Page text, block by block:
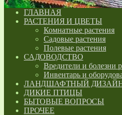
ГЛАВНАЯ
РАСТЕНИЯ И ЦВЕТЫ
Комнатные растения
Садовые растения
Полевые растения
САДОВОДСТВО
Вредители и болезни
Инвентарь и
ЛАНДШАФТНЫЙ
ДИКИЕ ПТИЦЫ
БЫТОВЫЕ ВОПРОСЫ
ПРОЧЕЕ